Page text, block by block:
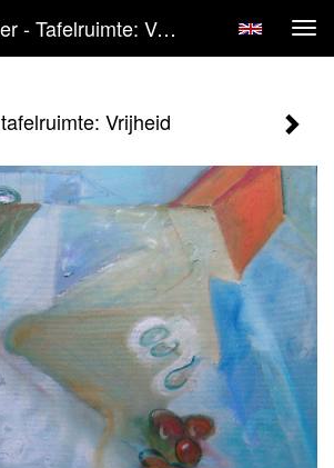
Jonaske De Ruiter - Tafelruimte: Vrijheid
tafelruimte: Vrijheid